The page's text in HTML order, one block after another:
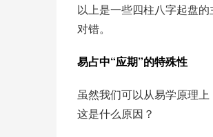
以上是一些四柱八字起盘
对错。
易占中“应期”的特殊性
虽然我们可以从易学原理上
这是什么原因？